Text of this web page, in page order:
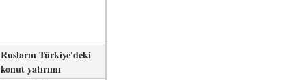
Rusların Türkiye'deki
konut yatırımı